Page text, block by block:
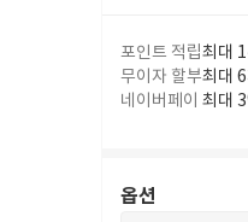
포인트 적립최대
무이자 할부최대
네이버페이 최대
옵션